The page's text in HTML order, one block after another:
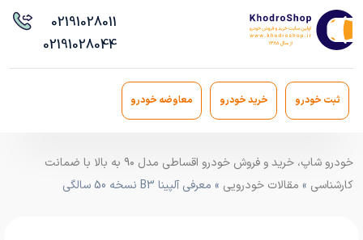
02191028011
02191028044
ثبت خودرو خرید خودرو معاوضه خودرو
خودرو شاپ، خرید و فروش خودرو اقساطی مدل ۹۰ به بالا با ضمانت
کارشناسی » مقالات خودرویی » معرفی آلپینا B3 نسخه 50 سالگی